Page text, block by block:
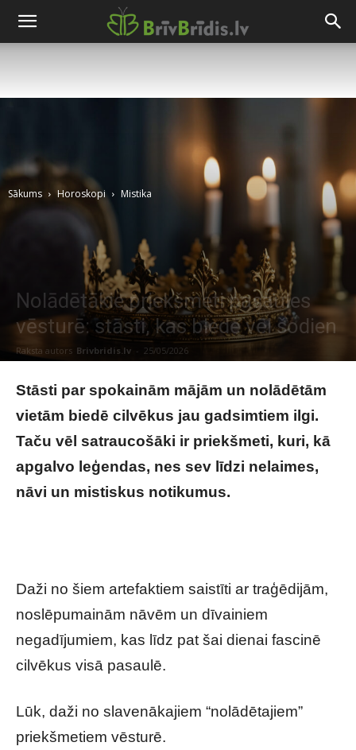
Sākums Horoskopi Mistika
Nolādētākie priekšmeti pasaules
vēsturē: stāsti, kas biedē vēl šodien
Raksta autors Brivbridis.lv - 25/05/2026
Stāsti par spokainām mājām un nolādētām
vietām biedē cilvēkus jau gadsimtiem ilgi.
Taču vēl satraucošāki ir priekšmeti, kuri, kā
apgalvo leģendas, nes sev līdzi nelaimes,
nāvi un mistiskus notikumus.
Daži no šiem artefaktiem saistīti ar traģēdijām,
noslēpumainām nāvēm un dīvainiem
negadījumiem, kas līdz pat šai dienai fascinē
cilvēkus visā pasaulē.
Lūk, daži no slavenākajiem “nolādētajiem”
priekšmetiem vēsturē.